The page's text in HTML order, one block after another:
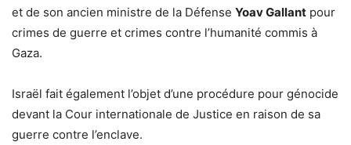
et de son ancien ministre de la Défense Yoav Gallant pour
crimes de guerre et crimes contre l’humanité commis à
Gaza.
Israël fait également l’objet d’une procédure pour génocide
devant la Cour internationale de Justice en raison de sa
guerre contre l’enclave.